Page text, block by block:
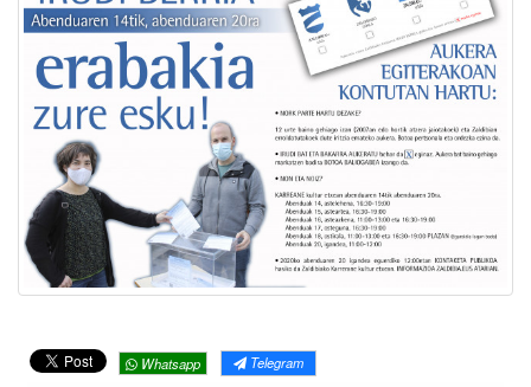
Whatsapp Telegram